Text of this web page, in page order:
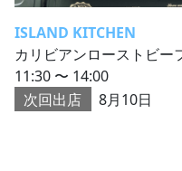
ISLAND KITCHEN
カリビアンローストビー
11:30 〜 14:00
次回出店
8月10日